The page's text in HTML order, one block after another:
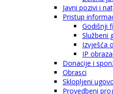
Javni pozivi i
Pristup
Godišnji
Službeni
Izvješća
IP
Donacije i
Obrasci
Sklopljeni
Provedbeni